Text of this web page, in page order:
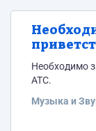
Необходимо
АТС.
Музыка и